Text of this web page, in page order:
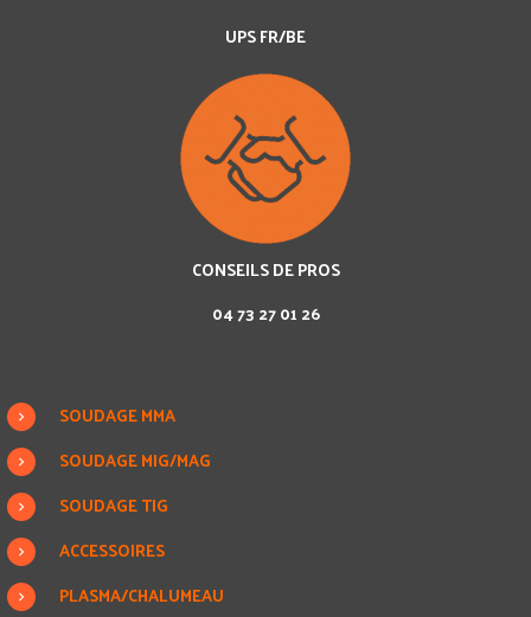
UPS FR/BE
CONSEILS DE PROS
04 73 27 01 26
SOUDAGE MMA
SOUDAGE MIG/MAG
SOUDAGE TIG
ACCESSOIRES
PLASMA/CHALUMEAU